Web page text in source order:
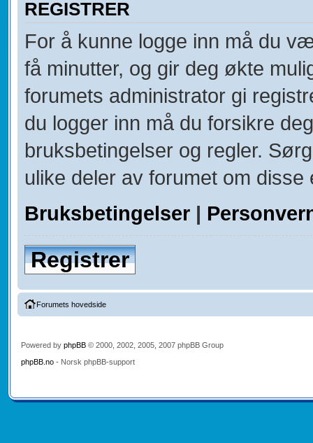
REGISTRER
For å kunne logge inn må du
få minutter, og gir deg økte
forumets administrator gi
du logger inn må du forsikre
bruksbetingelser og regler.
ulike deler av forumet om
Bruksbetingelser|
Registrer
Forumets hovedside
Powered by phpBB© 2000, 2002, 2005, 2007 phpBB Group
phpBB.no- Norsk phpBB-support